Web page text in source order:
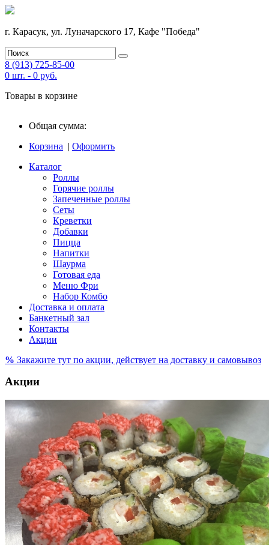
г. Карасук, ул. Луначарского 17, Кафе "Победа"
8 (913) 725-85-00
0 шт. - 0 руб.
Товары в корзине
Общая сумма:
Корзина | Оформить
Каталог
Роллы
Горячие роллы
Запеченные роллы
Сеты
Креветки
Добавки
Пицца
Напитки
Шаурма
Готовая еда
Меню Фри
Набор Комбо
Доставка и оплата
Банкетный зал
Контакты
Акции
% Закажите тут по акции, действует на доставку и самовывоз
Акции